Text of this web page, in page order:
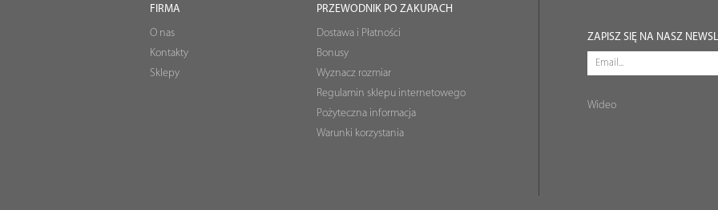
FIRMA
O nas
Kontakty
Sklepy
PRZEWODNIK PO ZAKUPACH
Dostawa i Płatności
Bonusy
Wyznacz rozmiar
Regulamin sklepu internetowego
Pożyteczna informacja
Warunki korzystania
ZAPISZ SIĘ NA NASZ
Wideo